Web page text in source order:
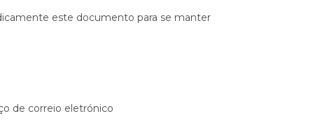
este documento para se manter
de correio eletrónico